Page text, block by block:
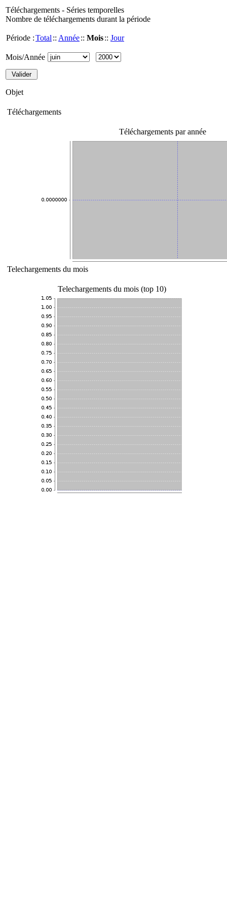
Téléchargements - Séries temporelles
Nombre de téléchargements durant la période
Période :Total :: Année:: Mois:: Jour
Mois/Année
Objet
Téléchargements
Téléchargements par année
Telechargements du mois
Telechargements du mois (top 10)